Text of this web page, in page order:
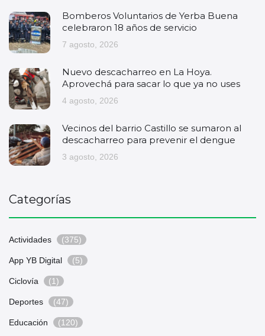
Bomberos Voluntarios de Yerba Buena
celebraron 18 años de servicio
7 agosto, 2026
Nuevo descacharreo en La Hoya.
Aprovechá para sacar lo que ya no uses
4 agosto, 2026
Vecinos del barrio Castillo se sumaron al
descacharreo para prevenir el dengue
3 agosto, 2026
Categorías
Actividades (375)
App YB Digital (5)
Ciclovía (1)
Deportes (47)
Educación (120)